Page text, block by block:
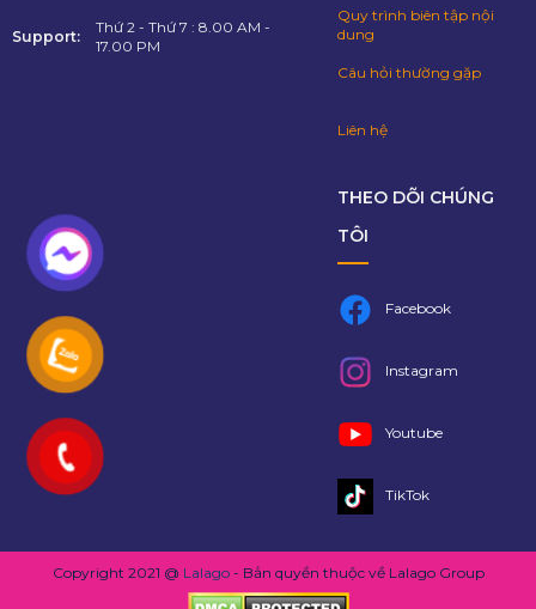
Support:
Thứ 2 - Thứ 7 : 8.00 AM -
17.00 PM
Quy trình biên tập nội
dung
Câu hỏi thường gặp
Liên hệ
THEO DÕI CHÚNG
TÔI
Facebook
Instagram
Youtube
TikTok
Copyright 2021 @ Lalago- Bản quyền thuộc về Lalago Group